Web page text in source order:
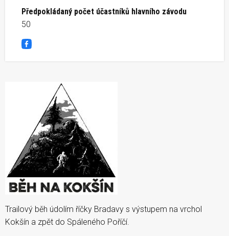
Předpokládaný počet účastníků hlavního závodu
50
Facebook
Trailový běh údolím říčky Bradavy s výstupem na vrchol
Kokšín a zpět do Spáleného Poříčí.